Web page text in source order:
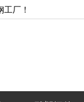
厂！